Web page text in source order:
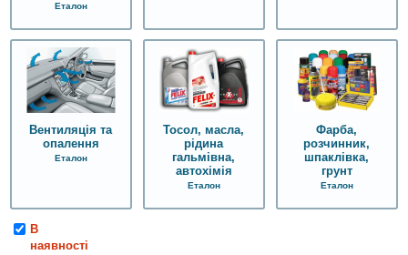
Еталон
Вентиляція та
опалення
Еталон
Тосол, масла,
рідина
гальмівна,
автохімія
Еталон
Фарба,
розчинник,
шпаклівка,
грунт
Еталон
В
наявності